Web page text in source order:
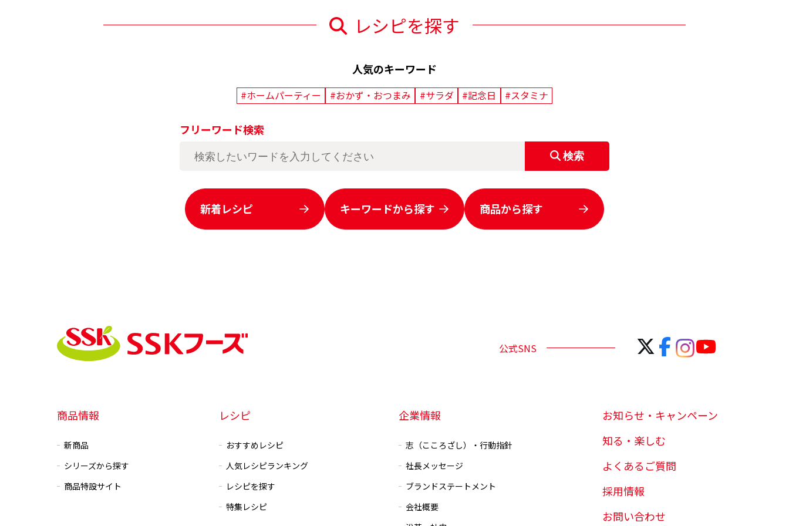
レシピを探す
人気のキーワード
#ホームパーティー #おかず・おつまみ #サラダ #記念日 #スタミナ
フリーワード検索
検索
新着レシピ キーワードから探す 商品から探す
公式SNS
商品情報
新商品
シリーズから探す
商品特設サイト
レシピ
おすすめレシピ
人気レシピランキング
レシピを探す
特集レシピ
企業情報
志（こころざし）・行動指針
社長メッセージ
ブランドステートメント
会社概要
お知らせ・キャンペーン
知る・楽しむ
よくあるご質問
採用情報
お問い合わせ